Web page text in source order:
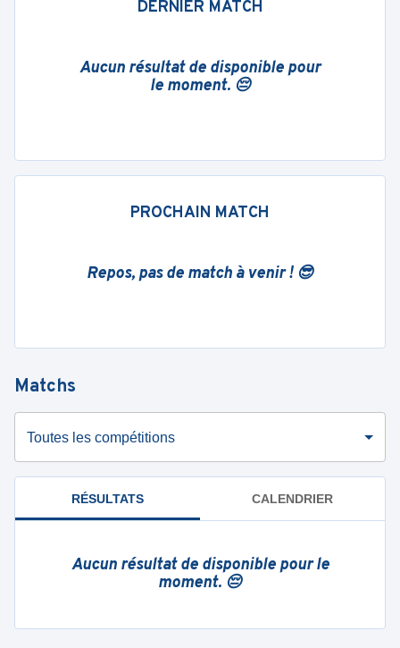
DERNIER MATCH
Aucun résultat de disponible pour
le moment. 😔
PROCHAIN MATCH
Repos, pas de match à venir ! 😎
Matchs
Toutes les compétitions
RÉSULTATS CALENDRIER
Aucun résultat de disponible pour le
moment. 😔